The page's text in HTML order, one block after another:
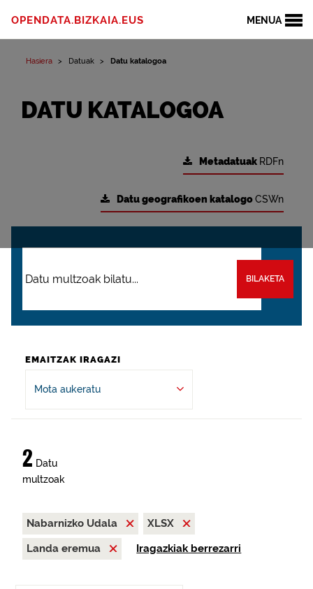
MENUA
OPENDATA.BIZKAIA.EUS
Hasiera Datuak Datu katalogoa
DATU KATALOGOA
Metadatuak RDFn
Datu geografikoen katalogoCSWn
BILAKETA
EMAITZAK IRAGAZI
Mota aukeratu
2 Datu
multzoak
Nabarnizko Udala
XLSX
Landa eremua
Iragazkiak berrezarri